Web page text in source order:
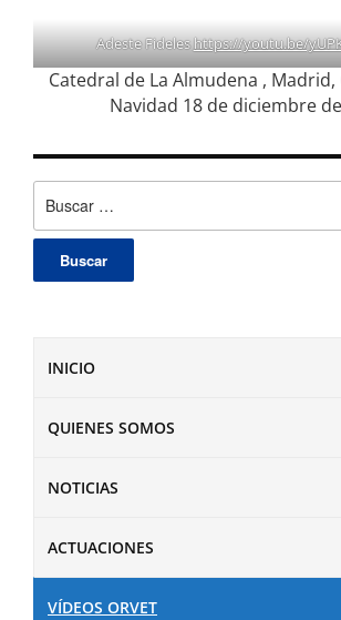
INICIO
QUIENES SOMOS
NOTICIAS
ACTUACIONES
VÍDEOS ORVET
Adeste Fideleshttps://youtu.be/
Catedral de La Almudena ,
Navidad 18 de diciembre